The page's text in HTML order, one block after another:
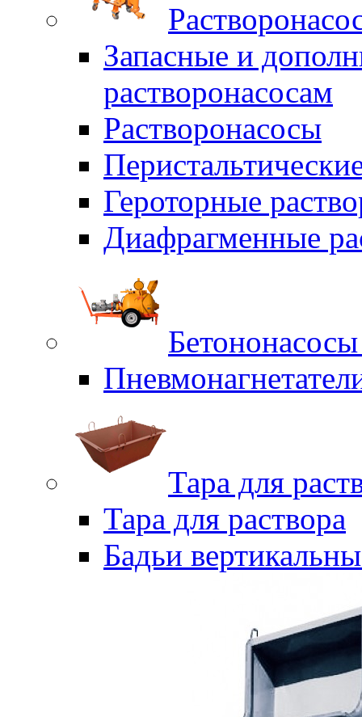
Запасные и
растворонасосам
Растворонасосы
Героторные
Диафрагменные
Тара для
Тара для раствора
Бадьи